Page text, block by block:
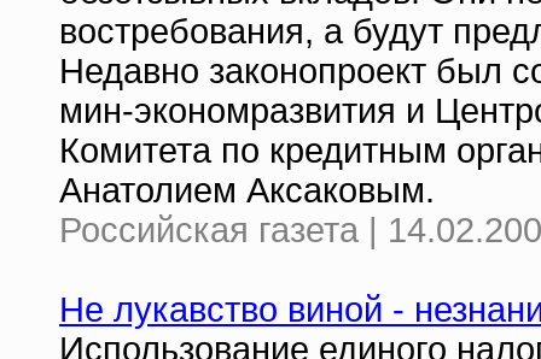
востребования, а будут
Недавно законопроект был
мин-экономразвития и
Комитета по кредитным
Анатолием Аксаковым.
Российская газета |
Не лукавство виной -
Использование единого